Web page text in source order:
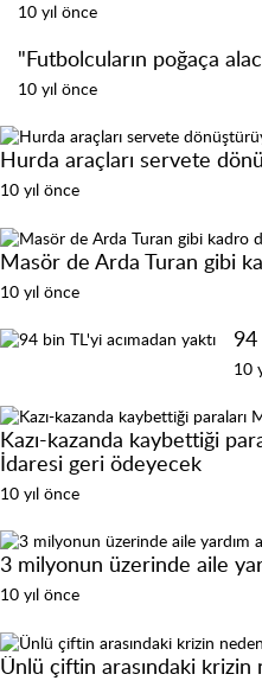
10 yıl önce
"Futbolcuların poğaça
10 yıl önce
Hurda araçları servete
10 yıl önce
Masör de Arda Turan gibi
10 yıl önce
94
10
Kazı-kazanda kaybettiği
İdaresi geri ödeyecek
10 yıl önce
3 milyonun üzerinde aile
10 yıl önce
Ünlü çiftin arasındaki krizin